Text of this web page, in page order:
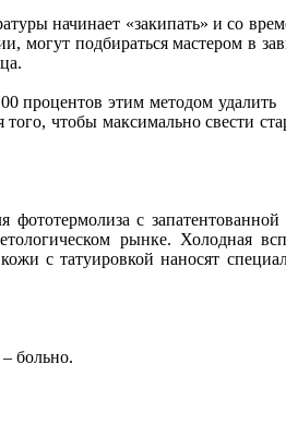
начинает «закипать» и со
подбираться мастером в
процентов этим методом удалить
чтобы максимально свести
с
рынке. Холодная
с татуировкой наносят
больно.